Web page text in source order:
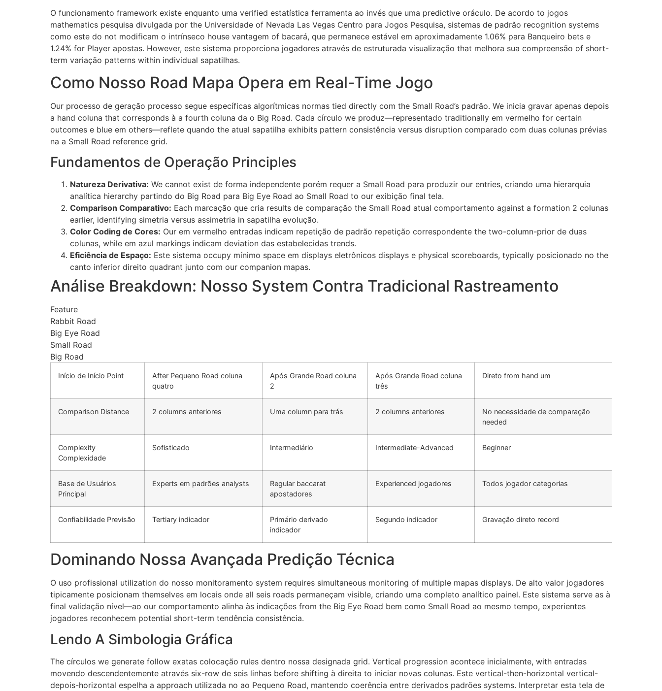
O funcionamento framework existe enquanto uma verified estatística ferramenta ao invés que uma predictive oráculo. De acordo to jogos
mathematics pesquisa divulgada por the Universidade of Nevada Las Vegas Centro para Jogos Pesquisa, sistemas de padrão recognition systems
como este do not modificam o intrínseco house vantagem of bacará, que permanece estável em aproximadamente 1.06% para Banqueiro bets e
1.24% for Player apostas. However, este sistema proporciona jogadores através de estruturada visualização that melhora sua compreensão of short-
term variação patterns within individual sapatilhas.
Como Nosso Road Mapa Opera em Real-Time Jogo
Our processo de geração processo segue específicas algorítmicas normas tied directly com the Small Road’s padrão. We inicia gravar apenas depois
a hand coluna that corresponds à a fourth coluna da o Big Road. Cada círculo we produz—representado traditionally em vermelho for certain
outcomes e blue em others—reflete quando the atual sapatilha exhibits pattern consistência versus disruption comparado com duas colunas prévias
na a Small Road reference grid.
Fundamentos de Operação Principles
Natureza Derivativa: We cannot exist de forma independente porém requer a Small Road para produzir our entries, criando uma hierarquia
analítica hierarchy partindo do Big Road para Big Eye Road ao Small Road to our exibição final tela.
Comparison Comparativo: Each marcação que cria results de comparação the Small Road atual comportamento against a formation 2 colunas
earlier, identifying simetria versus assimetria in sapatilha evolução.
Color Coding de Cores: Our em vermelho entradas indicam repetição de padrão repetição correspondente the two-column-prior de duas
colunas, while em azul markings indicam deviation das estabelecidas trends.
Eficiência de Espaço: Este sistema occupy mínimo space em displays eletrônicos displays e physical scoreboards, typically posicionado no the
canto inferior direito quadrant junto com our companion mapas.
Análise Breakdown: Nosso System Contra Tradicional Rastreamento
Feature
Rabbit Road
Big Eye Road
Small Road
Big Road
Início de Início Point
After Pequeno Road coluna
quatro
Após Grande Road coluna
2
Após Grande Road coluna
três
Direto from hand um
Comparison Distance 2 columns anteriores Uma column para trás 2 columns anteriores
No necessidade de comparação
needed
Complexity
Complexidade
Sofisticado Intermediário Intermediate-Advanced Beginner
Base de Usuários
Principal
Experts em padrões analysts
Regular baccarat
apostadores
Experienced jogadores Todos jogador categorias
Confiabilidade Previsão Tertiary indicador
Primário derivado
indicador
Segundo indicador Gravação direto record
Dominando Nossa Avançada Predição Técnica
O uso profissional utilization do nosso monitoramento system requires simultaneous monitoring of multiple mapas displays. De alto valor jogadores
tipicamente posicionam themselves em locais onde all seis roads permaneçam visible, criando uma completo analítico painel. Este sistema serve as à
final validação nível—ao our comportamento alinha às indicações from the Big Eye Road bem como Small Road ao mesmo tempo, experientes
jogadores reconhecem potential short-term tendência consistência.
Lendo A Simbologia Gráfica
The círculos we generate follow exatas colocação rules dentro nossa designada grid. Vertical progression acontece inicialmente, with entradas
movendo descendentemente através six-row de seis linhas before shifting à direita to iniciar novas colunas. Este vertical-then-horizontal vertical-
depois-horizontal espelha a approach utilizada no ao Pequeno Road, mantendo coerência entre derivados padrões systems. Interpretar esta tela de